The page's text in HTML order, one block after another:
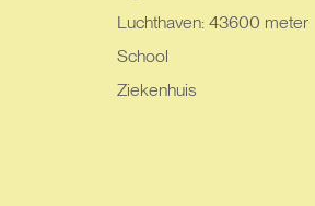
Luchthaven: 43600 meter
School
Ziekenhuis